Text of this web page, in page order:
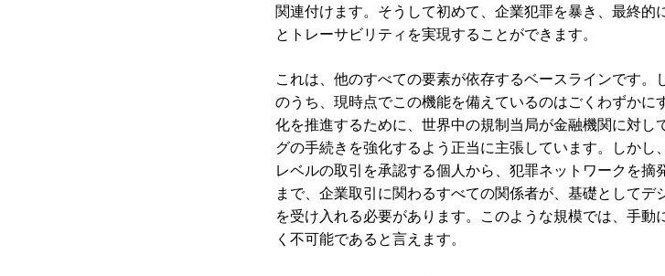
関連付けます。そうして初めて、企業犯罪を暴き、最終的
とトレーサビリティを実現することができます。
これは、他のすべての要素が依存するベースラインです。
のうち、現時点でこの機能を備えているのはごくわずかに
化を推進するために、世界中の規制当局が金融機関に対し
グの手続きを強化するよう正当に主張しています。しかし
レベルの取引を承認する個人から、犯罪ネットワークを摘
まで、企業取引に関わるすべての関係者が、基礎としてデ
を受け入れる必要があります。このような規模では、手動
く不可能であると言えます。